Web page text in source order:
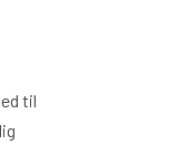
willers. Man føler sig